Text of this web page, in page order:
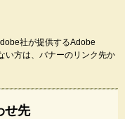
社が提供するAdobe
い方は、バナーのリンク先か
せ先